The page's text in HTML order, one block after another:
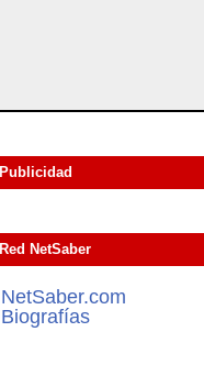
Publicidad
Red NetSaber
NetSaber.com
Biografías